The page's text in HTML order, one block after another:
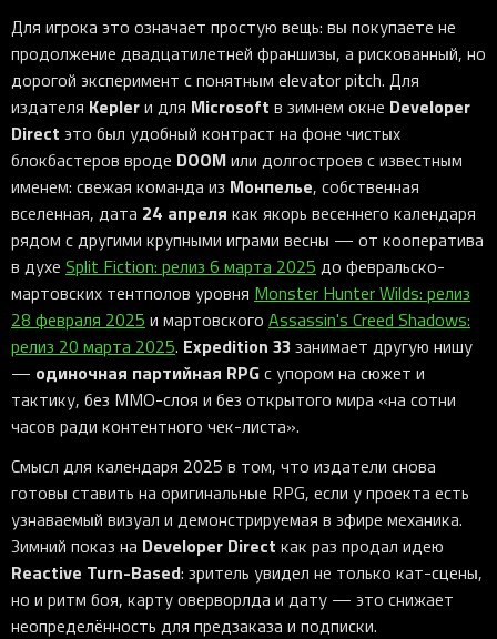
Для игрока это означает простую вещь: вы покупаете не
продолжение двадцатилетней франшизы, а рискованный, но
дорогой эксперимент с понятным elevator pitch. Для
издателя Keplerи для Microsoft в зимнем окне Developer
Direct это был удобный контраст на фоне чистых
блокбастеров вроде DOOMили долгостроев с известным
именем: свежая команда из Монпелье, собственная
вселенная, дата 24 апреля как якорь весеннего календаря
рядом с другими крупными играми весны — от кооператива
в духе Split Fiction: релиз 6 марта 2025 до февральско-
мартовских тентполов уровня Monster Hunter Wilds: релиз
28 февраля 2025 и мартовского Assassin's Creed Shadows:
релиз 20 марта 2025. Expedition 33занимает другую нишу
— одиночная партийная RPGс упором на сюжет и
тактику, без MMO-слоя и без открытого мира «на сотни
часов ради контентного чек-листа».
Смысл для календаря 2025 в том, что издатели снова
готовы ставить на оригинальные RPG, если у проекта есть
узнаваемый визуал и демонстрируемая в эфире механика.
Зимний показ на Developer Direct как раз продал идею
Reactive Turn-Based: зритель увидел не только кат-сцены,
но и ритм боя, карту оверворлда и дату — это снижает
неопределённость для предзаказа и подписки.